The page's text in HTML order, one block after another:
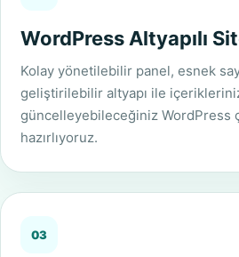
WordPress Altyapılı
Kolay yönetilebilir panel, esnek
geliştirilebilir altyapı ile
güncelleyebileceğiniz WordPress
hazırlıyoruz.
03